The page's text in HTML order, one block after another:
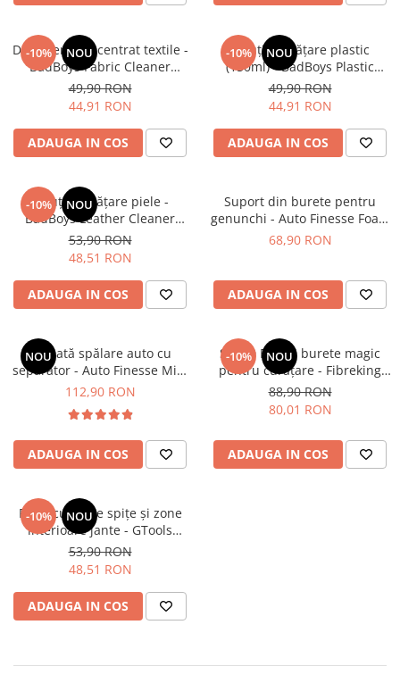
-10% NOU
Detergent concentrat textile -
BadBoys Fabric Cleaner
Foamer (150ml)
49,90 RON
44,91 RON
ADAUGA IN COS
-10% NOU
Soluție curățare plastic
(150ml) - BadBoys Plastic
Cleaner Boys Foamer (150ml)
49,90 RON
44,91 RON
ADAUGA IN COS
-10% NOU
Soluție curățare piele -
BadBoys Leather Cleaner
Strong Foamer (150ml)
53,90 RON
48,51 RON
ADAUGA IN COS
Suport din burete pentru
genunchi - Auto Finesse Foam
Kneeling Pad
68,90 RON
ADAUGA IN COS
NOU
Găleată spălare auto cu
separator - Auto Finesse Mini
Bucket
112,90 RON
ADAUGA IN COS
-10% NOU
Set 10 Bucăți burete magic
pentru curățare - Fibreking
Magic Eraser
88,90 RON
80,01 RON
ADAUGA IN COS
-10% NOU
Perie curățare spițe și zone
interioare jante - GTools
Wheel Brush L (41.5cm)
53,90 RON
48,51 RON
ADAUGA IN COS